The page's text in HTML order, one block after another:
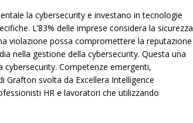
la cybersecurity e investano in tecnologie
L’83% delle imprese considera la sicurezza
violazione possa compromettere la reputazione
nella gestione della cybersecurity. Questa una
cybersecurity. Competenze emergenti,
Grafton svolta da Excellera Intelligence
HR e lavoratori che utilizzando